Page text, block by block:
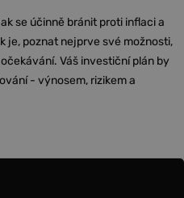
se účinně bránit proti inflaci a
je, poznat nejprve své možnosti,
Váš investiční plán by
- výnosem, rizikem a